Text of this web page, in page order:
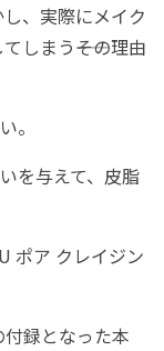
、実際にメイク
しまう――その理由
。
を与えて、皮脂
ポア クレイジン
録となった本